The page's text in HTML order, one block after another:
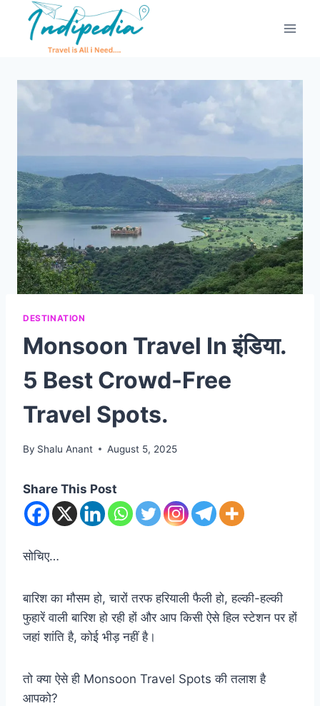
DESTINATION
Monsoon Travel In इंडिया.
5 Best Crowd-Free
Travel Spots.
By Shalu Anant August 5, 2025
Share This Post
सोचिए…
बारिश का मौसम हो, चारों तरफ हरियाली फैली हो, हल्की-हल्की
फुहारें वाली बारिश हो रही हों और आप किसी ऐसे हिल स्टेशन पर हों
जहां शांति है, कोई भीड़ नहीं है।
तो क्या ऐसे ही Monsoon Travel Spots की तलाश है
आपको?